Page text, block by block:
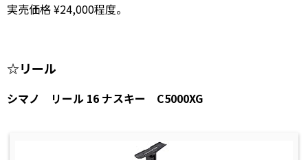
実売価格 ¥24,000程度。
☆リール
シマノ リール 16 ナスキー C5000XG